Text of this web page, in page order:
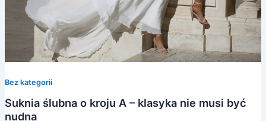
Bez kategorii
Suknia ślubna o kroju A – klasyka nie musi być
nudna